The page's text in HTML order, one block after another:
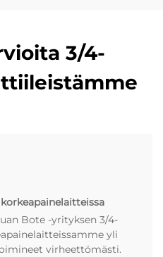
3/4-
Bote -yrityksen 3/4-
yli
virheettömästi.